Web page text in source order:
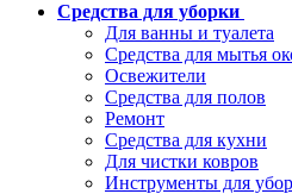
Средства для уборки
Для ванны и туалета
Средства для мытья
Освежители
Средства для полов
Ремонт
Средства для кухни
Для чистки ковров
Инструменты для